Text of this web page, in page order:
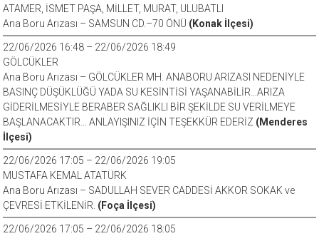
ATAMER, İSMET PAŞA, MİLLET, MURAT, ULUBATLI
Ana Boru Arızası – SAMSUN CD.–70 ÖNÜ (Konak İlçesi)
22/06/2026 16:48 – 22/06/2026 18:49
GÖLCÜKLER
Ana Boru Arızası – GÖLCÜKLER MH. ANABORU ARIZASI NEDENİYLE
BASINÇ DÜŞÜKLÜĞÜ YADA SU KESİNTİSİ YAŞANABİLİR…ARIZA
GİDERİLMESİYLE BERABER SAĞLIKLI BİR ŞEKİLDE SU VERİLMEYE
BAŞLANACAKTIR… ANLAYIŞINIZ İÇİN TEŞEKKÜR EDERİZ (Menderes
İlçesi)
22/06/2026 17:05 – 22/06/2026 19:05
MUSTAFA KEMAL ATATÜRK
Ana Boru Arızası – SADULLAH SEVER CADDESİ AKKOR SOKAK ve
ÇEVRESİ ETKİLENİR. (Foça İlçesi)
22/06/2026 17:05 – 22/06/2026 18:05